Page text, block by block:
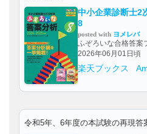
中小企業診断士2
8
posted with ヨメレバ
ふぞろいな合格答案
2026年06月01日頃
楽天ブックス
令和5年、6年度の本試験の再現答